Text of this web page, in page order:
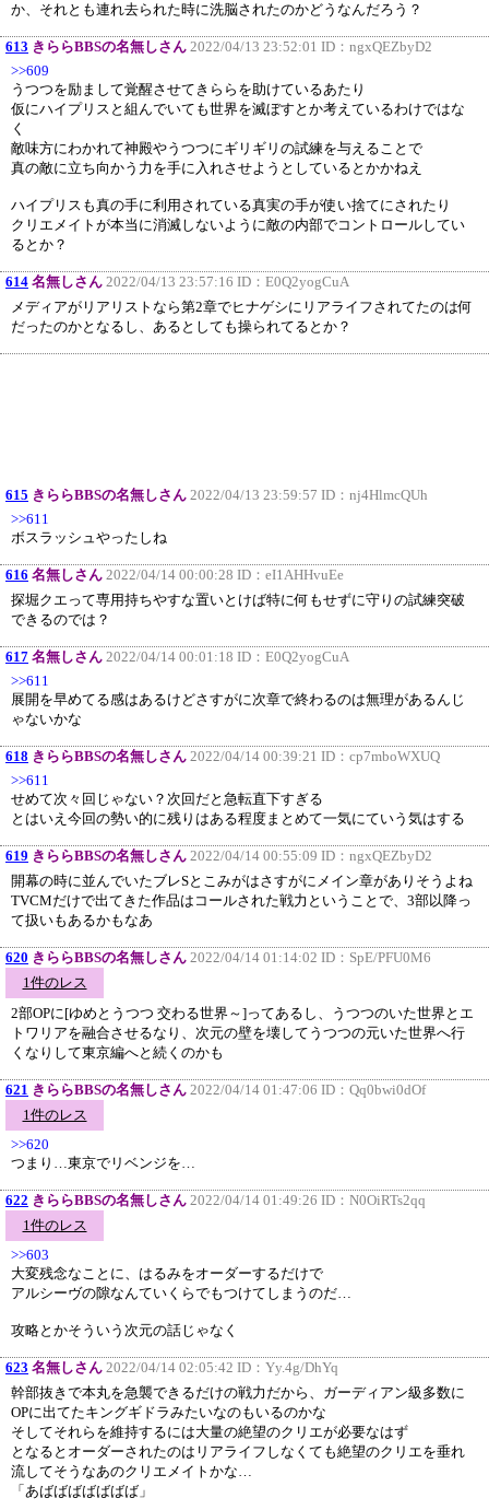
か、それとも連れ去られた時に洗脳されたのかどうなんだろう？
613 きららBBSの名無しさん 2022/04/13 23:52:01 ID： ngxQEZbyD2
>>609
うつつを励まして覚醒させてきららを助けているあたり
仮にハイプリスと組んでいても世界を滅ぼすとか考えているわけではな
く
敵味方にわかれて神殿やうつつにギリギリの試練を与えることで
真の敵に立ち向かう力を手に入れさせようとしているとかかねえ
ハイプリスも真の手に利用されている真実の手が使い捨てにされたり
クリエメイトが本当に消滅しないように敵の内部でコントロールしてい
るとか？
614 名無しさん 2022/04/13 23:57:16 ID： E0Q2yogCuA
メディアがリアリストなら第2章でヒナゲシにリアライフされてたのは何
だったのかとなるし、あるとしても操られてるとか？
615 きららBBSの名無しさん 2022/04/13 23:59:57 ID： nj4HlmcQUh
>>611
ボスラッシュやったしね
616 名無しさん 2022/04/14 00:00:28 ID： eI1AHHvuEe
探堀クエって専用持ちやすな置いとけば特に何もせずに守りの試練突破
できるのでは？
617 名無しさん 2022/04/14 00:01:18 ID： E0Q2yogCuA
>>611
展開を早めてる感はあるけどさすがに次章で終わるのは無理があるんじ
ゃないかな
618 きららBBSの名無しさん 2022/04/14 00:39:21 ID： cp7mboWXUQ
>>611
せめて次々回じゃない？次回だと急転直下すぎる
とはいえ今回の勢い的に残りはある程度まとめて一気にていう気はする
619 きららBBSの名無しさん 2022/04/14 00:55:09 ID： ngxQEZbyD2
開幕の時に並んでいたブレSとこみがはさすがにメイン章がありそうよね
TVCMだけで出てきた作品はコールされた戦力ということで、3部以降っ
て扱いもあるかもなあ
620 きららBBSの名無しさん 2022/04/14 01:14:02 ID： SpE/PFU0M6
1件のレス
2部OPに[ゆめとうつつ 交わる世界～]ってあるし、うつつのいた世界とエ
トワリアを融合させるなり、次元の壁を壊してうつつの元いた世界へ行
くなりして東京編へと続くのかも
621 きららBBSの名無しさん 2022/04/14 01:47:06 ID： Qq0bwi0dOf
1件のレス
>>620
つまり…東京でリベンジを…
622 きららBBSの名無しさん 2022/04/14 01:49:26 ID： N0OiRTs2qq
1件のレス
>>603
大変残念なことに、はるみをオーダーするだけで
アルシーヴの隙なんていくらでもつけてしまうのだ…
攻略とかそういう次元の話じゃなく
623 名無しさん 2022/04/14 02:05:42 ID： Yy.4g/DhYq
幹部抜きで本丸を急襲できるだけの戦力だから、ガーディアン級多数に
OPに出てたキングギドラみたいなのもいるのかな
そしてそれらを維持するには大量の絶望のクリエが必要なはず
となるとオーダーされたのはリアライフしなくても絶望のクリエを垂れ
流してそうなあのクリエメイトかな…
「あばばばばばばば」